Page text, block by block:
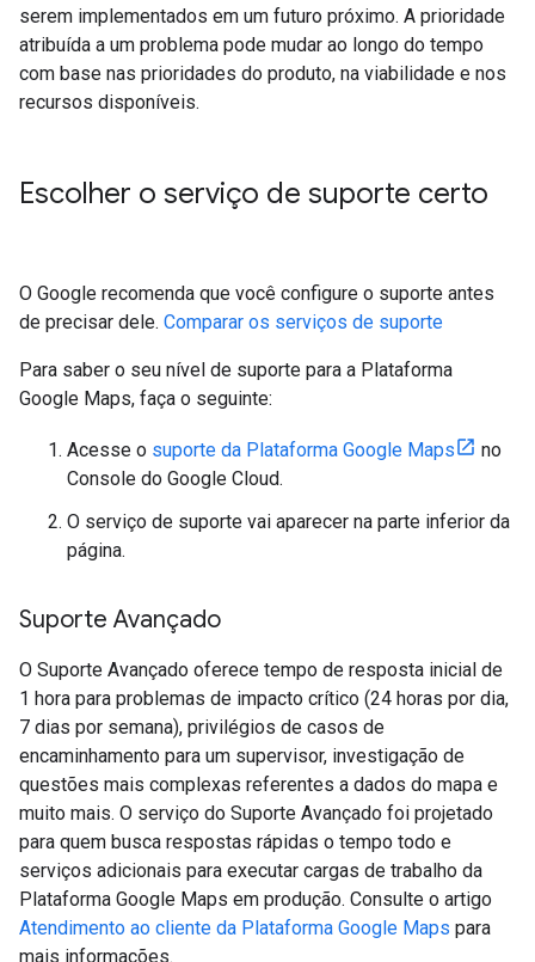
serem implementados em um futuro próximo. A prioridade
atribuída a um problema pode mudar ao longo do tempo
com base nas prioridades do produto, na viabilidade e nos
recursos disponíveis.
Escolher o serviço de suporte certo
O Google recomenda que você configure o suporte antes
de precisar dele. Comparar os serviços de suporte
Para saber o seu nível de suporte para a Plataforma
Google Maps, faça o seguinte:
Acesse o suporte da Plataforma Google Maps
no
Console do Google Cloud.
O serviço de suporte vai aparecer na parte inferior da
página.
Suporte Avançado
O Suporte Avançado oferece tempo de resposta inicial de
1 hora para problemas de impacto crítico (24 horas por dia,
7 dias por semana), privilégios de casos de
encaminhamento para um supervisor, investigação de
questões mais complexas referentes a dados do mapa e
muito mais. O serviço do Suporte Avançado foi projetado
para quem busca respostas rápidas o tempo todo e
serviços adicionais para executar cargas de trabalho da
Plataforma Google Maps em produção. Consulte o artigo
Atendimento ao cliente da Plataforma Google Maps para
mais informações.